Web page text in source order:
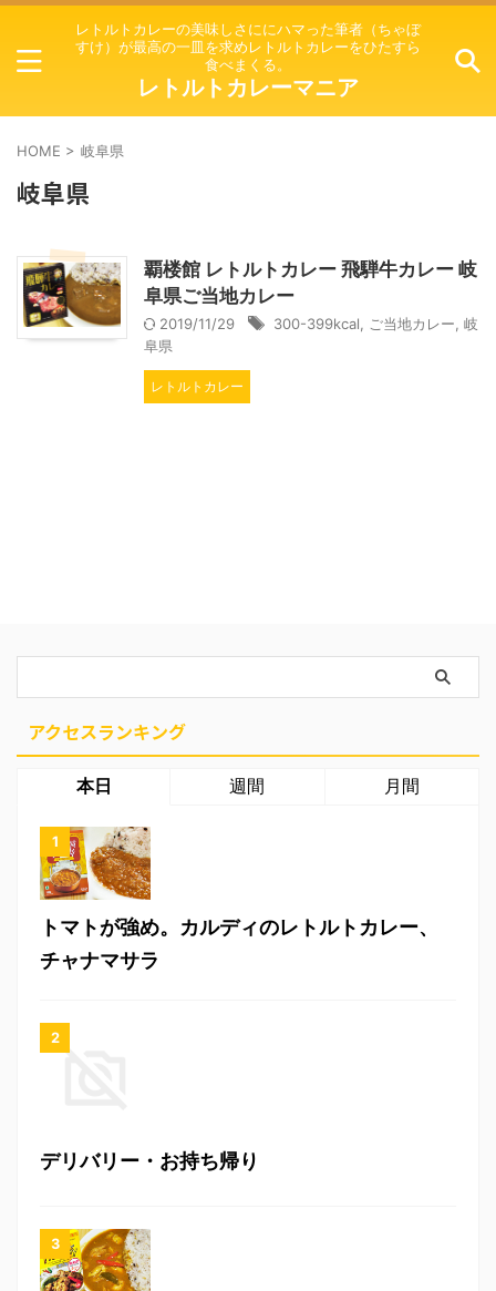
レトルトカレーの美味しさににハマった筆者（ちゃぼ
すけ）が最高の一皿を求めレトルトカレーをひたすら
食べまくる。
レトルトカレーマニア
HOME > 岐阜県
岐阜県
覇楼館 レトルトカレー 飛騨牛カレー 岐
阜県ご当地カレー
2019/11/29 300-399kcal ご当地カレー 岐
阜県
レトルトカレー
アクセスランキング
本日 週間 月間
トマトが強め。カルディのレトルトカレー、
チャナマサラ
デリバリー・お持ち帰り